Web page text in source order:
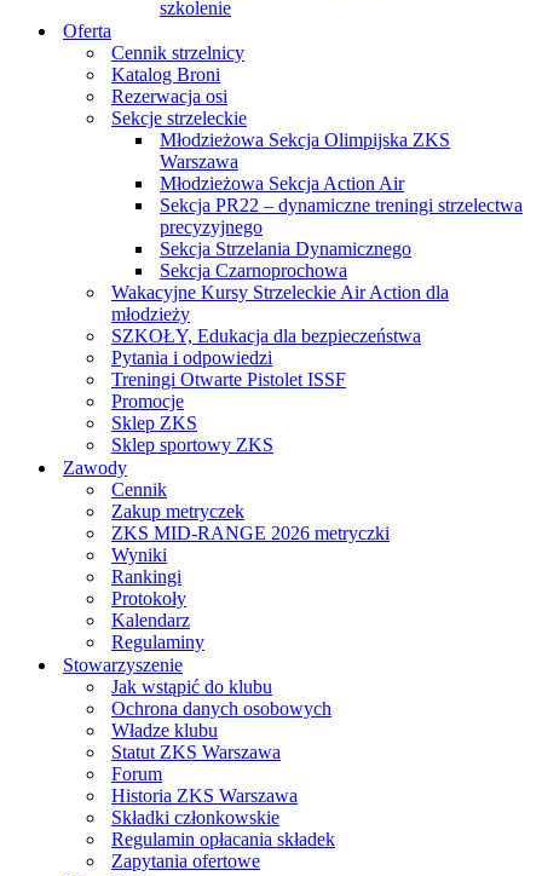
szkolenie
Oferta
Cennik strzelnicy
Katalog Broni
Rezerwacja osi
Sekcje strzeleckie
Młodzieżowa Sekcja Olimpijska ZKS
Warszawa
Młodzieżowa Sekcja Action Air
Sekcja PR22 – dynamiczne treningi strzelectwa
precyzyjnego
Sekcja Strzelania Dynamicznego
Sekcja Czarnoprochowa
Wakacyjne Kursy Strzeleckie Air Action dla
młodzieży
SZKOŁY, Edukacja dla bezpieczeństwa
Pytania i odpowiedzi
Treningi Otwarte Pistolet ISSF
Promocje
Sklep ZKS
Sklep sportowy ZKS
Zawody
Cennik
Zakup metryczek
ZKS MID-RANGE 2026 metryczki
Wyniki
Rankingi
Protokoły
Kalendarz
Regulaminy
Stowarzyszenie
Jak wstąpić do klubu
Ochrona danych osobowych
Władze klubu
Statut ZKS Warszawa
Forum
Historia ZKS Warszawa
Składki członkowskie
Regulamin opłacania składek
Zapytania ofertowe